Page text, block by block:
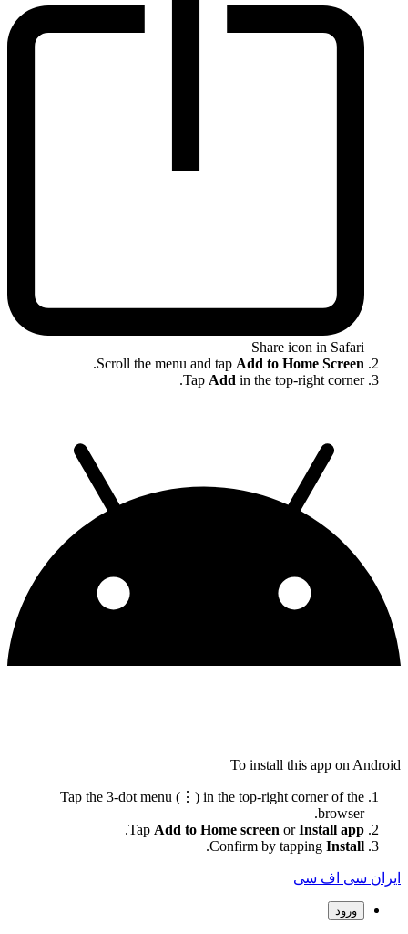
Share icon in Safari
Scroll the menu and tapAdd to Home Screen
.
TapAdd in the top-right corner.
To install this app on
Tap the 3-dot menu (⋮) in the top-right corner of the
browser.
TapAdd to Home screenorInstall app
.
Confirm by tappingInstall
.
سی اف سی
ورود